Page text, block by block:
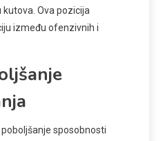
Ova pozicija
između ofenzivnih i
sposobnosti